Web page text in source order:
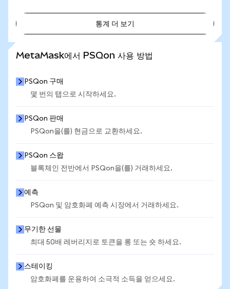
통계 더 보기
MetaMask에서 PSQon 사용 방법
PSQon 구매
몇 번의 탭으로 시작하세요.
PSQon 판매
PSQon을(를) 현금으로 교환하세요.
PSQon 스왑
블록체인 전반에서 PSQon을(를) 거래하세요.
예측
PSQon 및 암호화폐 예측 시장에서 거래하세요.
무기한 선물
최대 50배 레버리지로 토큰을 롱 또는 숏 하세요.
스테이킹
암호화폐를 운용하여 소극적 소득을 얻으세요.